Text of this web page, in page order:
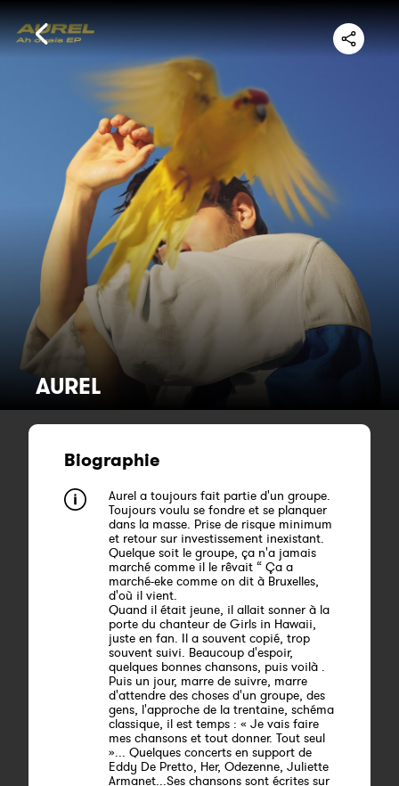
AUREL
Biographie
Aurel a toujours fait partie d'un groupe.
Toujours voulu se fondre et se planquer
dans la masse. Prise de risque minimum
et retour sur investissement inexistant.
Quelque soit le groupe, ça n'a jamais
marché comme il le rêvait “ Ça a
marché-eke comme on dit à Bruxelles,
d'où il vient.
Quand il était jeune, il allait sonner à la
porte du chanteur de Girls in Hawaii,
juste en fan. Il a souvent copié, trop
souvent suivi. Beaucoup d'espoir,
quelques bonnes chansons, puis voilà .
Puis un jour, marre de suivre, marre
d'attendre des choses d'un groupe, des
gens, l'approche de la trentaine, schéma
classique, il est temps : « Je vais faire
mes chansons et tout donner. Tout seul
»... Quelques concerts en support de
Eddy De Pretto, Her, Odezenne, Juliette
Armanet...Ses chansons sont écrites sur